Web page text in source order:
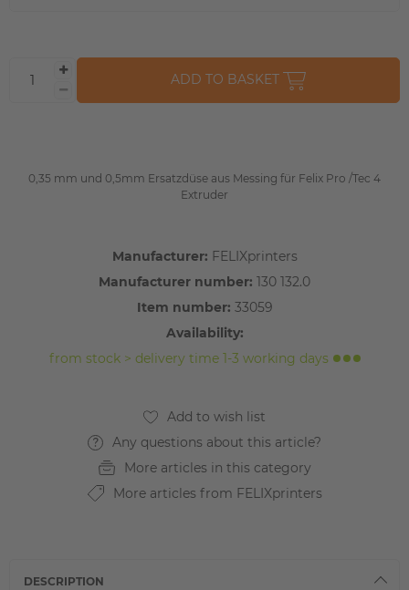
0,35 mm und 0,5mm Ersatzdüse aus Messing für Felix Pro /Tec 4
Extruder
Manufacturer: FELIXprinters
Manufacturer number: 130 132.0
Item number: 33059
Availability:
from stock > delivery time 1-3 working days
Any questions about this article?
More articles in this category
More articles from FELIXprinters
ADD TO BASKET
DESCRIPTION